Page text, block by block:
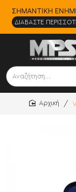
ΣΗΜΑΝΤΙΚΗ
ΔΙΑΒΑΣΤΕ
Αναζήτηση...